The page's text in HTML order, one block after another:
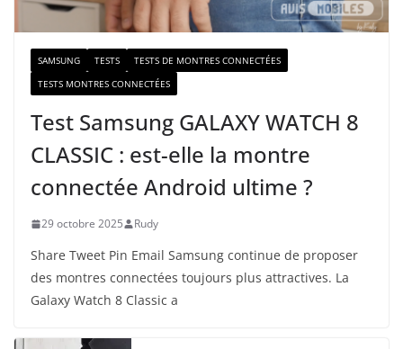
SAMSUNG TESTS
TESTS DE MONTRES CONNECTÉES
TESTS MONTRES CONNECTÉES
Test Samsung GALAXY WATCH 8
CLASSIC : est-elle la montre
connectée Android ultime ?
29 octobre 2025 Rudy
Share Tweet Pin Email Samsung continue de proposer
des montres connectées toujours plus attractives. La
Galaxy Watch 8 Classic a